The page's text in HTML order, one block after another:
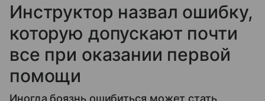
Инструктор назвал ошибку,
которую допускают почти
все при оказании первой
помощи
Иногда боязнь ошибиться может стать